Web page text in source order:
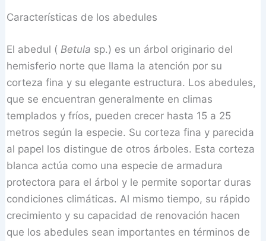
Características de los abedules
El abedul ( Betula sp.) es un árbol originario del
hemisferio norte que llama la atención por su
corteza fina y su elegante estructura. Los abedules,
que se encuentran generalmente en climas
templados y fríos, pueden crecer hasta 15 a 25
metros según la especie. Su corteza fina y parecida
al papel los distingue de otros árboles. Esta corteza
blanca actúa como una especie de armadura
protectora para el árbol y le permite soportar duras
condiciones climáticas. Al mismo tiempo, su rápido
crecimiento y su capacidad de renovación hacen
que los abedules sean importantes en términos de